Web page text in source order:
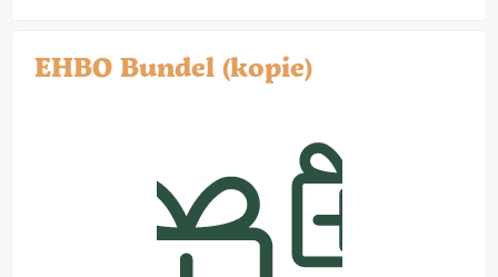
EHBO Bundel (kopie)